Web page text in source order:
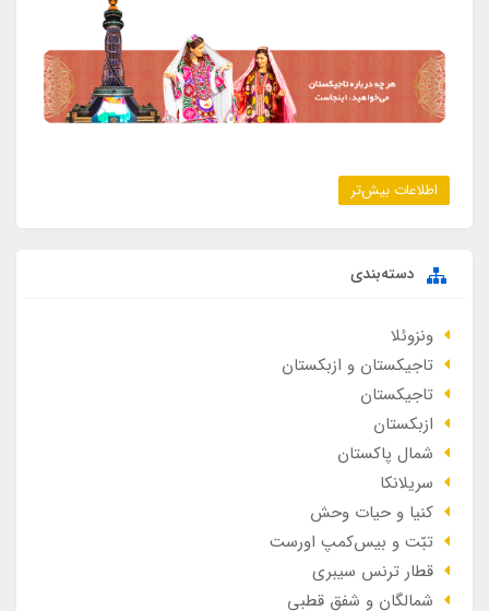
اطلاعات بیش‌تر
دسته‌بندی
ونزوئلا
تاجیکستان و ازبکستان
تاجیکستان
ازبکستان
شمال پاکستان
سریلانکا
کنیا و حیات وحش
تبّت و بیس‌کمپ اورست
قطار ترنس سیبری
شمالگان و شفق قطبی